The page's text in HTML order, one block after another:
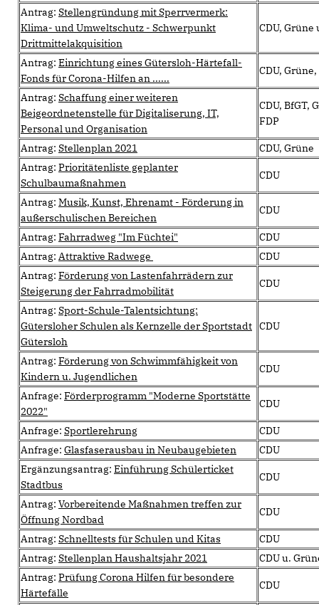
Antrag: Stellengründung mit Sperrvermerk:
Klima- und Umweltschutz - Schwerpunkt
Drittmittelakquisition
CDU, Grüne
Antrag: Einrichtung eines Gütersloh-Härtefall-
Fonds für Corona-Hilfen an ......
CDU, Grüne,
Antrag: Schaffung einer weiteren
Beigeordnetenstelle für Digitaliserung, IT,
Personal und Organisation
CDU, BfGT,
FDP
Antrag: Stellenplan 2021
CDU, Grüne
Antrag: Prioritätenliste geplanter
Schulbaumaßnahmen
CDU
Antrag: Musik, Kunst, Ehrenamt - Förderung in
außerschulischen Bereichen
CDU
Antrag: Fahrradweg "Im Füchtei"
CDU
Antrag: Attraktive Radwege
CDU
Antrag: Förderung von Lastenfahrrädern zur
Steigerung der Fahrradmobilität
CDU
Antrag: Sport-Schule-Talentsichtung:
Gütersloher Schulen als Kernzelle der Sportstadt
Gütersloh
CDU
Antrag: Förderung von Schwimmfähigkeit von
Kindern u. Jugendlichen
CDU
Anfrage: Förderprogramm "Moderne Sportstätte
2022"
CDU
Anfrage: Sportlerehrung
CDU
Anfrage: Glasfaserausbau in Neubaugebieten
CDU
Ergänzungsantrag: Einführung Schülerticket
Stadtbus
CDU
Antrag: Vorbereitende Maßnahmen treffen zur
Öffnung Nordbad
CDU
Antrag: Schnelltests für Schulen und Kitas
CDU
Antrag: Stellenplan Haushaltsjahr 2021
CDU u.
Antrag: Prüfung Corona Hilfen für besondere
Härtefälle
CDU